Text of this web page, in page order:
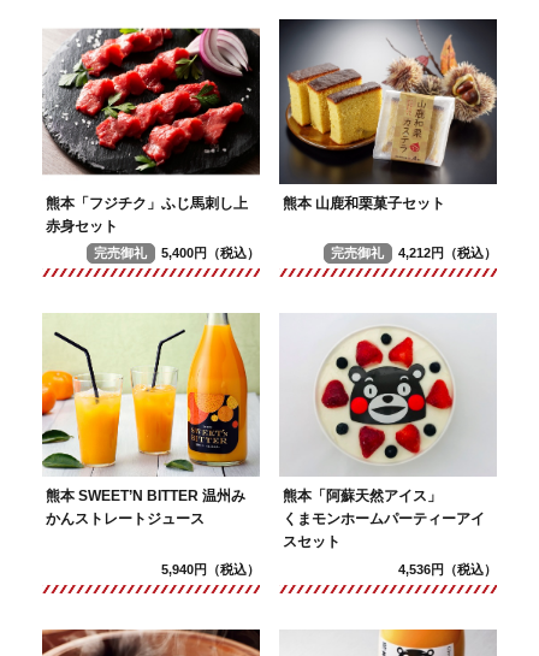
熊本「フジチク」ふじ馬刺し上
赤身セット
完売御礼 5,400円（税込）
熊本 山鹿和栗菓子セット
完売御礼 4,212円（税込）
熊本 SWEET’N BITTER 温州み
かんストレートジュース
5,940円（税込）
熊本「阿蘇天然アイス」
くまモンホームパーティーアイ
スセット
4,536円（税込）